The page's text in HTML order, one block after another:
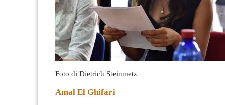
Foto di Dietrich Steinmetz
Amal El Ghifari